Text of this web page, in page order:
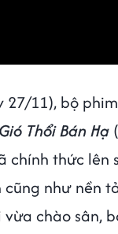
27/11), bộ
Gió Thổi Bán Hạ
chính thức lên
như nền
vừa chào sân,